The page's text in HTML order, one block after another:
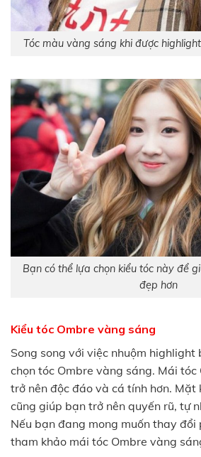
Tóc màu vàng sáng khi được
Bạn có thể lựa chọn kiểu tóc này để
đẹp hơn
Kiểu tóc Ombre vàng sáng
Song song với việc nhuộm highlight
chọn tóc Ombre vàng sáng. Mái
trở nên độc đáo và cá tính hơn. Mặt
cũng giúp bạn trở nên quyến rũ, tự
Nếu bạn đang mong muốn thay đổi
tham khảo mái tóc Ombre vàng